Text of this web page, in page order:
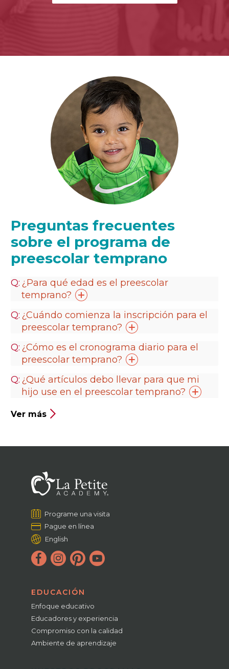
Preguntas frecuentes
sobre el programa de
preescolar temprano
¿Para qué edad es el preescolar
temprano?
¿Cuándo comienza la inscripción para el
preescolartemprano?
¿Cómo es el cronograma diario para el
preescolartemprano?
¿Qué artículos debo llevar para que mi
hijo use en el preescolartemprano?
Ver más
Programe una visita
Pague en línea
English
EDUCACIÓN
Enfoque educativo
Educadores y experiencia
Compromiso con la calidad
Ambiente de aprendizaje